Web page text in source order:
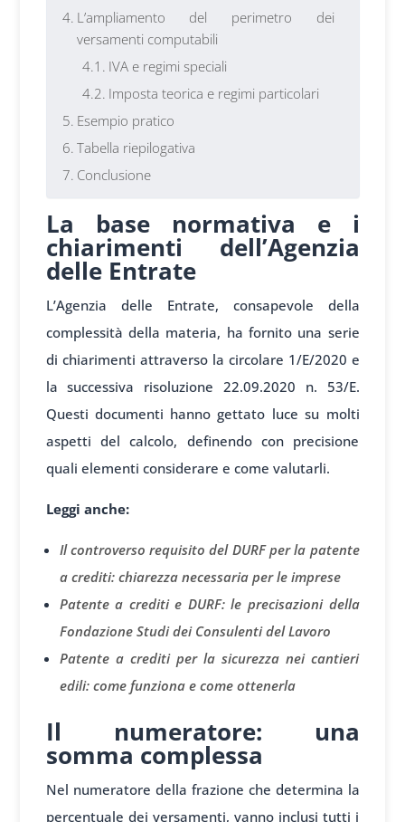
L’ampliamento del perimetro dei
versamenti computabili
IVA e regimi speciali
Imposta teorica e regimi particolari
Esempio pratico
Tabella riepilogativa
Conclusione
La base normativa e i
chiarimenti dell’Agenzia
delle Entrate
L’Agenzia delle Entrate, consapevole della
complessità della materia, ha fornito una serie
di chiarimenti attraverso la circolare 1/E/2020 e
la successiva risoluzione 22.09.2020 n. 53/E.
Questi documenti hanno gettato luce su molti
aspetti del calcolo, definendo con precisione
quali elementi considerare e come valutarli.
Leggi anche:
Il controverso requisito del DURF per la patente
a crediti: chiarezza necessaria per le imprese
Patente a crediti e DURF: le precisazioni della
Fondazione Studi dei Consulenti del Lavoro
Patente a crediti per la sicurezza nei cantieri
edili: come funziona e come ottenerla
Il numeratore: una
somma complessa
Nel numeratore della frazione che determina la
percentuale dei versamenti, vanno inclusi tutti i